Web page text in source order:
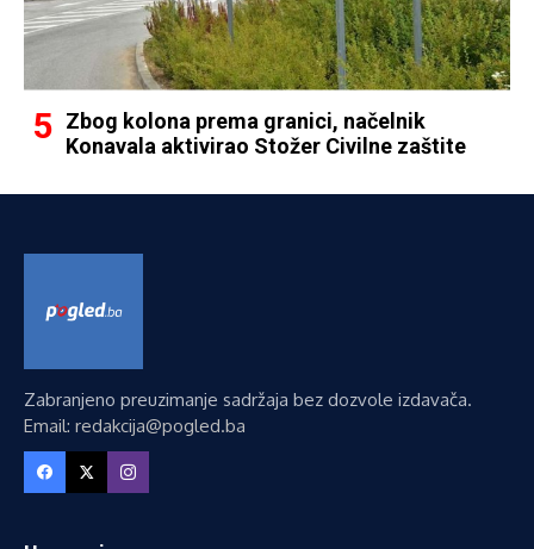
Zbog kolona prema granici, načelnik
Konavala aktivirao Stožer Civilne zaštite
Zabranjeno preuzimanje sadržaja bez dozvole izdavača.
Email: redakcija@pogled.ba